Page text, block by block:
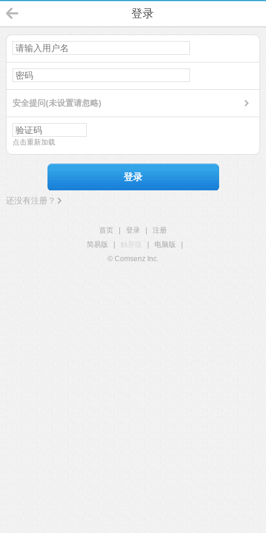
登录
安全提问(未设置请忽略)
点击重新加载
登录
还没有注册？
首页 登录
注册
简易版
触屏版 电脑版
© Comsenz Inc.